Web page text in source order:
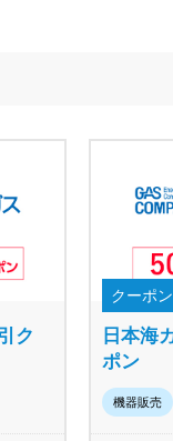
ク
クーポン
日本海
ポン
機器販売